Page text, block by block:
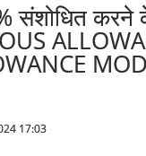
संशोधित करने
17:03